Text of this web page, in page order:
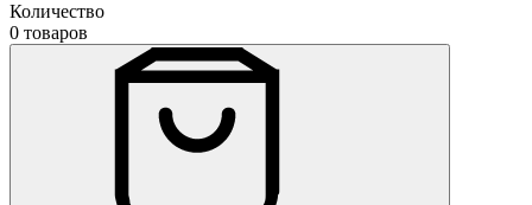
Количество
0 товаров